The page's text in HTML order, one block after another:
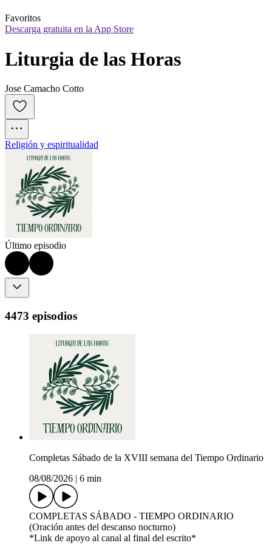
Favoritos
Descarga gratuita en la App Store
Liturgia de las Horas
Jose Camacho Cotto
Religión y espiritualidad
Último episodio
4473 episodios
Completas Sábado de la XVIII semana del Tiempo Ordinario
08/08/2026
6 min
COMPLETAS SÁBADO - TIEMPO ORDINARIO
(Oración antes del descanso nocturno)
*Link de apoyo al canal al final del escrito*